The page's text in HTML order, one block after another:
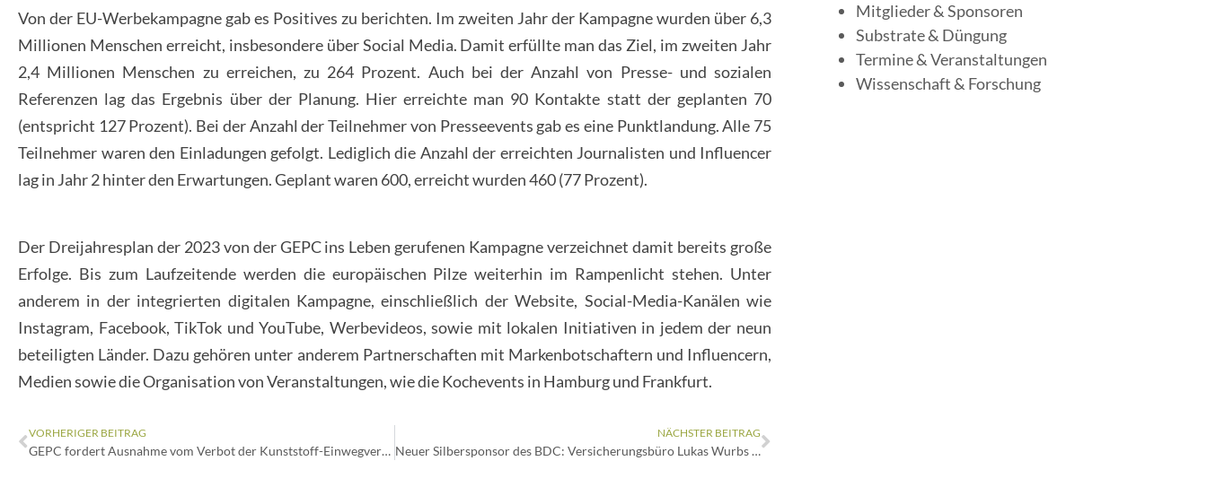
Von der EU-Werbekampagne gab es Positives zu berichten. Im zweiten Jahr der Kampagne wurden über 6,3
Millionen Menschen erreicht, insbesondere über Social Media. Damit erfüllte man das Ziel, im zweiten Jahr
2,4 Millionen Menschen zu erreichen, zu 264 Prozent. Auch bei der Anzahl von Presse- und sozialen
Referenzen lag das Ergebnis über der Planung. Hier erreichte man 90 Kontakte statt der geplanten 70
(entspricht 127 Prozent). Bei der Anzahl der Teilnehmer von Presseevents gab es eine Punktlandung. Alle 75
Teilnehmer waren den Einladungen gefolgt. Lediglich die Anzahl der erreichten Journalisten und Influencer
lag in Jahr 2 hinter den Erwartungen. Geplant waren 600, erreicht wurden 460 (77 Prozent).
Der Dreijahresplan der 2023 von der GEPC ins Leben gerufenen Kampagne verzeichnet damit bereits große
Erfolge. Bis zum Laufzeitende werden die europäischen Pilze weiterhin im Rampenlicht stehen. Unter
anderem in der integrierten digitalen Kampagne, einschließlich der Website, Social-Media-Kanälen wie
Instagram, Facebook, TikTok und YouTube, Werbevideos, sowie mit lokalen Initiativen in jedem der neun
beteiligten Länder. Dazu gehören unter anderem Partnerschaften mit Markenbotschaftern und Influencern,
Medien sowie die Organisation von Veranstaltungen, wie die Kochevents in Hamburg und Frankfurt.
VORHERIGER BEITRAG
GEPC fordert Ausnahme vom Verbot der Kunststoff-Einwegverpackungen unter 1,5 Kilogramm für frische Pilze
NÄCHSTER BEITRAG
Neuer Silbersponsor des BDC: Versicherungsbüro Lukas Wurbs aus Vechta
Mitglieder & Sponsoren
Substrate & Düngung
Termine & Veranstaltungen
Wissenschaft & Forschung